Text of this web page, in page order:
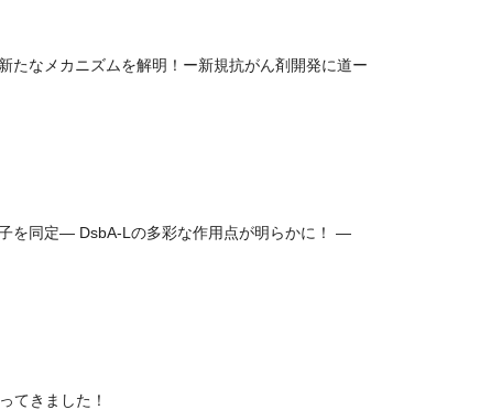
たなメカニズムを解明！ー新規抗がん剤開発に道ー
を同定― DsbA-Lの多彩な作用点が明らかに！ ―
てきました！